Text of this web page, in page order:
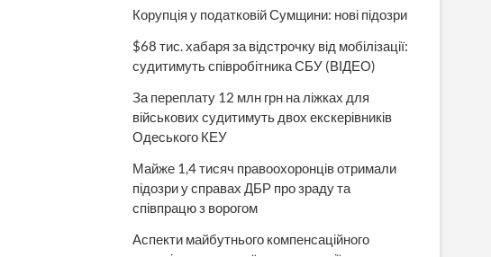
Корупція у податковій Сумщини: нові підозри
$68 тис. хабаря за відстрочку від мобілізації:
судитимуть співробітника СБУ (ВІДЕО)
За переплату 12 млн грн на ліжках для
військових судитимуть двох екскерівників
Одеського КЕУ
Майже 1,4 тисяч правоохоронців отримали
підозри у справах ДБР про зраду та
співпрацю з ворогом
Аспекти майбутнього компенсаційного